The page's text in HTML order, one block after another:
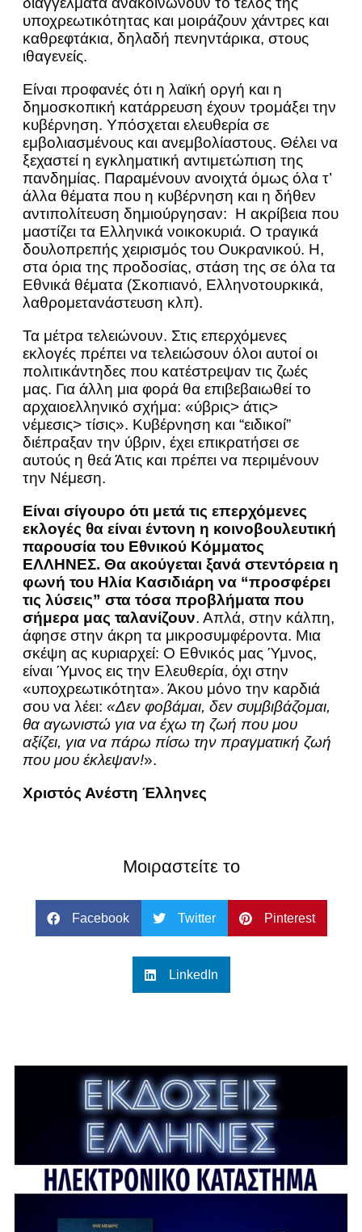
υποχρεωτικότητας και μοιράζουν χάντρες και
καθρεφτάκια, δηλαδή πενηντάρικα, στους
ιθαγενείς.
Είναι προφανές ότι η λαϊκή οργή και η
δημοσκοπική κατάρρευση έχουν τρομάξει την
κυβέρνηση. Υπόσχεται ελευθερία σε
εμβολιασμένους και ανεμβολίαστους. Θέλει να
ξεχαστεί η εγκληματική αντιμετώπιση της
πανδημίας. Παραμένουν ανοιχτά όμως όλα τ’
άλλα θέματα που η κυβέρνηση και η δήθεν
αντιπολίτευση δημιούργησαν: Η ακρίβεια που
μαστίζει τα Ελληνικά νοικοκυριά. Ο τραγικά
δουλοπρεπής χειρισμός του Ουκρανικού. Η,
στα όρια της προδοσίας, στάση της σε όλα τα
Εθνικά θέματα (Σκοπιανό, Ελληνοτουρκικά,
λαθρομετανάστευση κλπ).
Τα μέτρα τελειώνουν. Στις επερχόμενες
εκλογές πρέπει να τελειώσουν όλοι αυτοί οι
πολιτικάντηδες που κατέστρεψαν τις ζωές
μας. Για άλλη μια φορά θα επιβεβαιωθεί το
αρχαιοελληνικό σχήμα: «ύβρις> άτις>
νέμεσις> τίσις». Κυβέρνηση και “ειδικοί”
διέπραξαν την ύβριν, έχει επικρατήσει σε
αυτούς η θεά Άτις και πρέπει να περιμένουν
την Νέμεση.
Είναι σίγουρο ότι μετά τις επερχόμενες
εκλογές θα είναι έντονη η κοινοβουλευτική
παρουσία του Εθνικού Κόμματος
ΕΛΛΗΝΕΣ. Θα ακούγεται ξανά στεντόρεια η
φωνή του Ηλία Κασιδιάρη να “προσφέρει
τις λύσεις” στα τόσα προβλήματα που
σήμερα μας ταλανίζουν. Απλά, στην κάλπη,
άφησε στην άκρη τα μικροσυμφέροντα. Μια
σκέψη ας κυριαρχεί: Ο Εθνικός μας Ύμνος,
είναι Ύμνος εις την Ελευθερία, όχι στην
«υποχρεωτικότητα». Άκου μόνο την καρδιά
σου να λέει: «Δεν φοβάμαι, δεν συμβιβάζομαι,
θα αγωνιστώ για να έχω τη ζωή που μου
αξίζει, για να πάρω πίσω την πραγματική ζωή
που μου έκλεψαν!».
Χριστός Ανέστη Έλληνες
Μοιραστείτε το
Facebook Twitter Pinterest
LinkedIn